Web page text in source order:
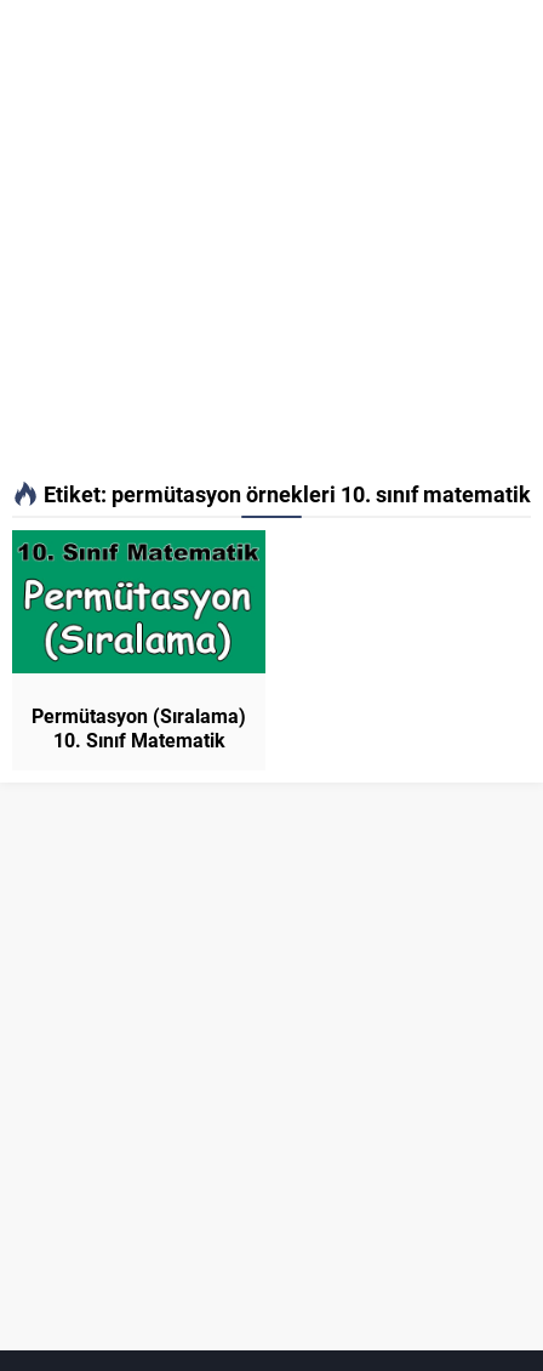
Etiket: permütasyon örnekleri 10. sınıf matematik
Permütasyon (Sıralama)
10. Sınıf Matematik